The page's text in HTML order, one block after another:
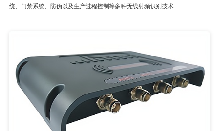
统、门禁系统、防伪以及生产过程控制等多种无线射频识别技术